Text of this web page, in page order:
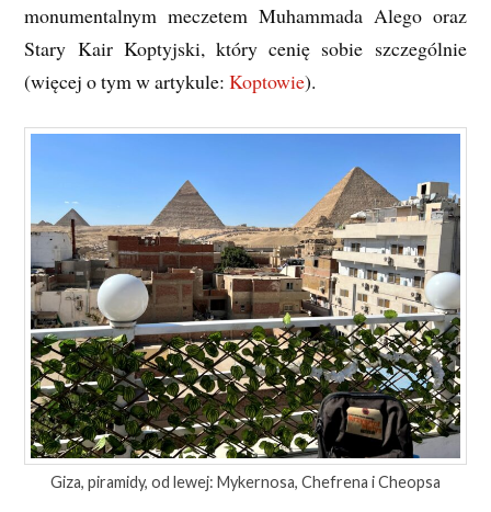
monumentalnym meczetem Muhammada Alego oraz
Stary Kair Koptyjski, który cenię sobie szczególnie
(więcej o tym w artykule:Koptowie).
Giza, piramidy, od lewej: Mykernosa, Chefrena i Cheopsa